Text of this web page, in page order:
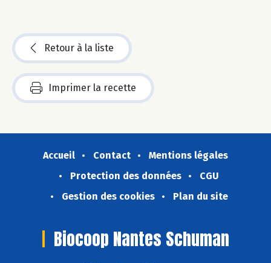
Retour à la liste
Imprimer la recette
Accueil Contact
Mentions légales
Protection des données
CGU
Gestion des cookies
Plan du site
Biocoop Nantes Schuman